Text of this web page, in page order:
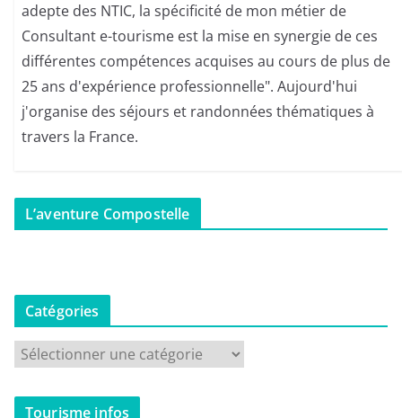
adepte des NTIC, la spécificité de mon métier de
Consultant e-tourisme est la mise en synergie de ces
différentes compétences acquises au cours de plus de
25 ans d'expérience professionnelle". Aujourd'hui
j'organise des séjours et randonnées thématiques à
travers la France.
L’aventure Compostelle
Catégories
t
Tourisme infos